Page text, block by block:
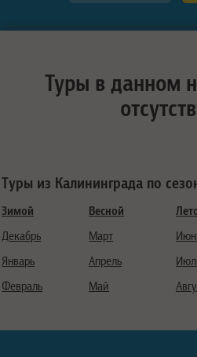
Туры в данном
Туры из Калининграда по
Зимой
Декабрь
Январь
Февраль
Весной
Март
Апрель
Май